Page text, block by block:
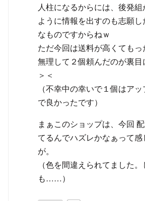
人柱になるからには、後発
ように情報を出すのも志願
なものですからねｗ
ただ今回は送料が高くても
無理して２個頼んだのが裏
＞＜
（不幸中の幸いで１個はア
で良かったです）
まぁこのショップは、今回
てるんでハズレかなぁって
が。
（色を間違えられてました
も……）